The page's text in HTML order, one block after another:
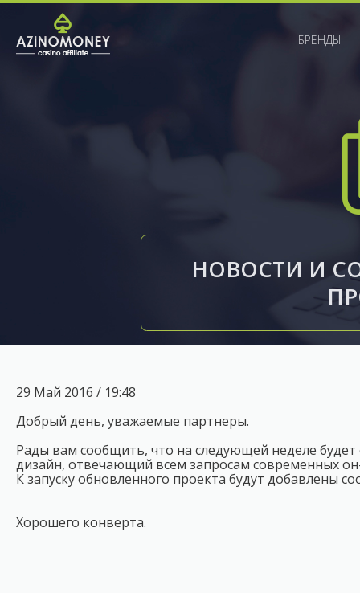
БРЕНДЫ
НОВОСТИ И
29 Май 2016 / 19:48
Добрый день, уважаемые партнеры.
Рады вам сообщить, что на следующей неделе
дизайн, отвечающий всем запросам современных
К запуску обновленного проекта будут добавлены
Хорошего конверта.